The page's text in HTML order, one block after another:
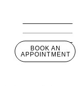
BOOK AN
APPOINTMENT